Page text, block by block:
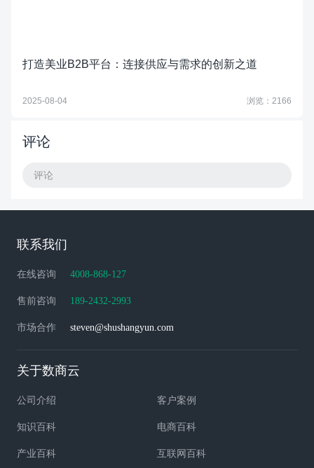
打造美业B2B平台：连接供应与需求的创新之道
2025-08-04 浏览：2166
评论
评论
联系我们
在线咨询 4008-868-127
售前咨询 189-2432-2993
市场合作 steven@shushangyun.com
关于数商云
公司介绍 客户案例
知识百科 电商百科
产业百科 互联网百科